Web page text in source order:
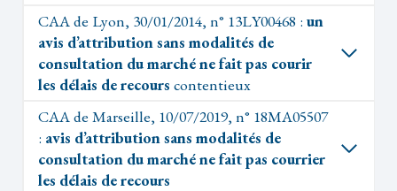
CAA de Lyon, 30/01/2014, n° 13LY00468 : un
avis d’attribution sans modalités de
consultation du marché ne fait pas courir
les délais de recours contentieux
CAA de Marseille, 10/07/2019, n° 18MA05507
: avis d’attribution sans modalités de
consultation du marché ne fait pas courrier
les délais de recours